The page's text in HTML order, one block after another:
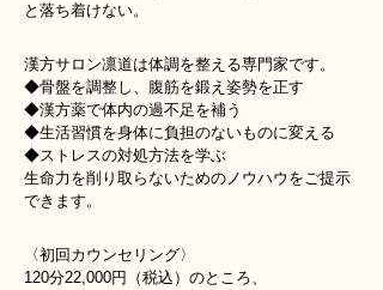
と落ち着けない。
漢方サロン凛道は体調を整える専門家です。
◆骨盤を調整し、腹筋を鍛え姿勢を正す
◆漢方薬で体内の過不足を補う
◆生活習慣を身体に負担のないものに変える
◆ストレスの対処方法を学ぶ
生命力を削り取らないためのノウハウをご提示
できます。
〈初回カウンセリング〉
120分22,000円（税込）のところ、